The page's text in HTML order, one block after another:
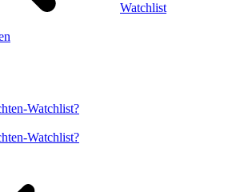
Watchlist
Watchlist?
Watchlist?